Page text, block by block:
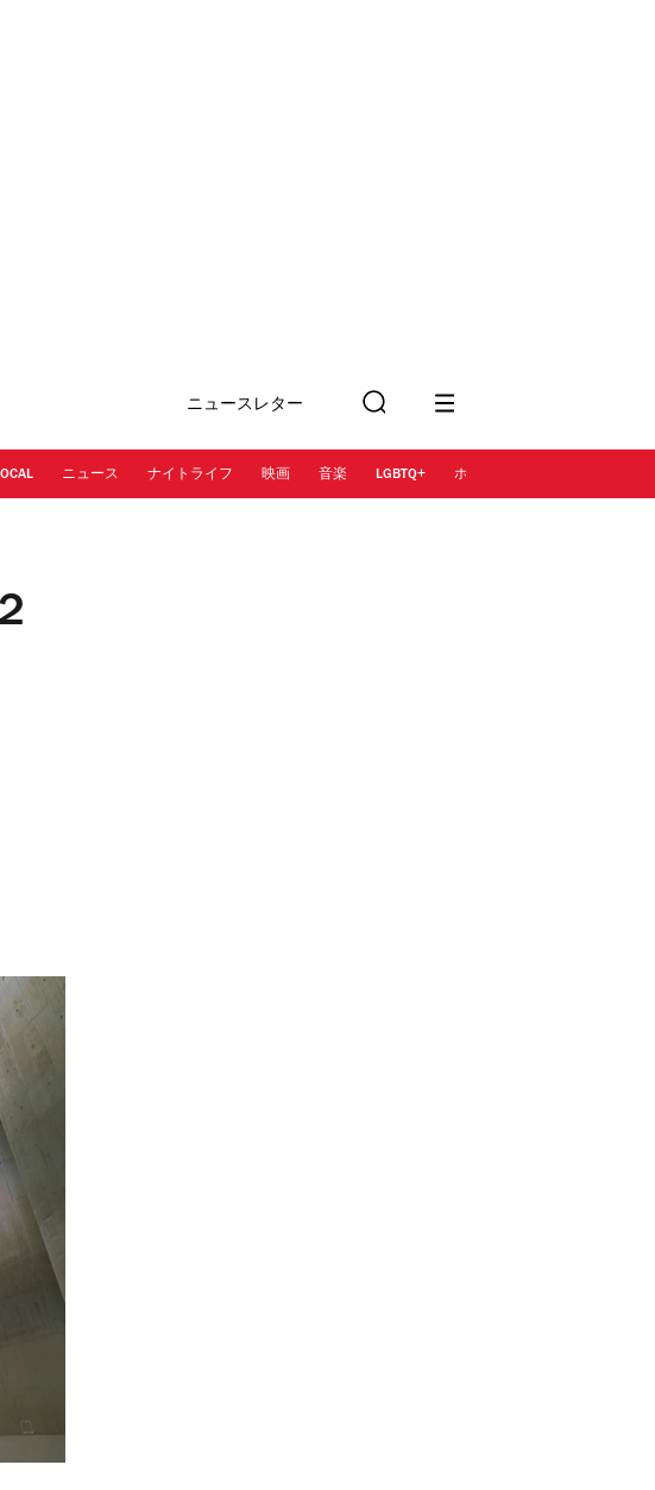
ニュースレター
に登録
索
ニュース ナイトライフ 映画 音楽 LGBTQ+ ホテル